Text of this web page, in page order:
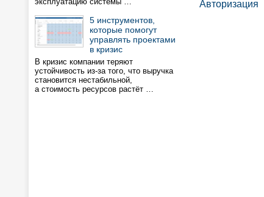
5 инструментов,
которые помогут
управлять проектами
в кризис
В кризис компании теряют
устойчивость из-за того, что выручка
становится нестабильной,
а стоимость ресурсов растёт …
Авторизация